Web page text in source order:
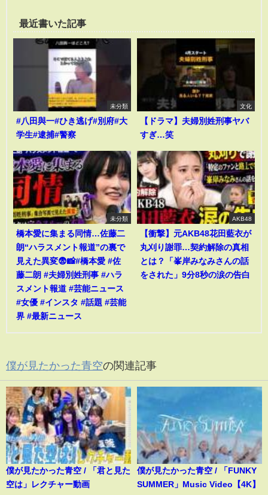
最近書いた記事
未分類
#八田與一#ひき逃げ#別府#大
学生#逮捕#警察
文化
【ドラマ】夫婦別姓刑事ヤバ
すぎ…笑
未分類
橋本愛に集まる同情…佐藤二
朗“ハラスメント報道”の裏で
見えた異変😨📸#橋本愛 #佐
藤二朗 #夫婦別姓刑事 #ハラ
スメント報道 #芸能ニュース
#女優 #インスタ #話題 #芸能
界 #最新ニュース
AKB48
【衝撃】元AKB48花田藍衣が
丸刈り謝罪…契約解除の真相
とは？「峯岸みなみさんの話
をされた」9分8秒の涙の告白
僕が見たかった青空の関連記事
僕が見たかった青空 / 「君と見た
空は」レクチャー動画
僕が見たかった青空 / 「FUNKY
SUMMER」Music Video【4K】